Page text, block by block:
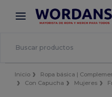
× App de Wordans
¡Mejores precios en app!
Inicio Ropa básica |
Con Capucha
Mujeres